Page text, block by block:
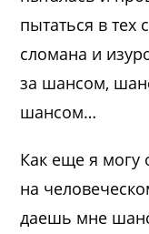
пытаться в тех
сломана и
за шансом,
шансом…
Как еще я могу
на
даешь мне